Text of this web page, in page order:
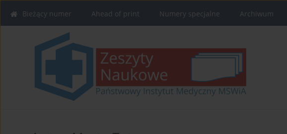
Bieżący numer Ahead of print Numery specjalne Archiwum